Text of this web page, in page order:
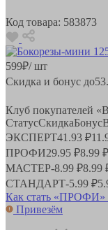
Код товара: 583873
599₽/ шт
Скидка и бонус до
Клуб покупателей
СтатусСкидкаБонус
ЭКСПЕРТ41.93 ₽
ПРОФИ29.95 ₽8.99 ₽
МАСТЕР-8.99 ₽8.99
СТАНДАРТ-5.99 ₽
Как стать «ПРОФИ»
Привезём